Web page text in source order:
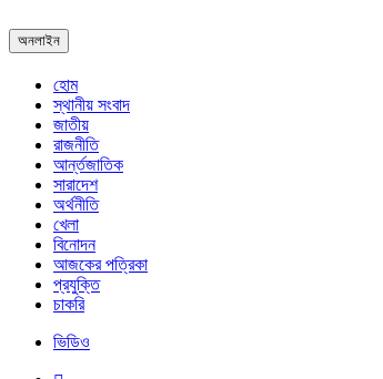
অনলাইন
হোম
স্থানীয় সংবাদ
জাতীয়
রাজনীতি
আর্ন্তজাতিক
সারাদেশ
অর্থনীতি
খেলা
বিনোদন
আজকের পত্রিকা
প্রযুক্তি
চাকরি
ভিডিও